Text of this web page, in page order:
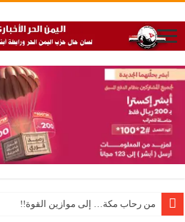
من رحاب مكة… إلى موازين القوة!!